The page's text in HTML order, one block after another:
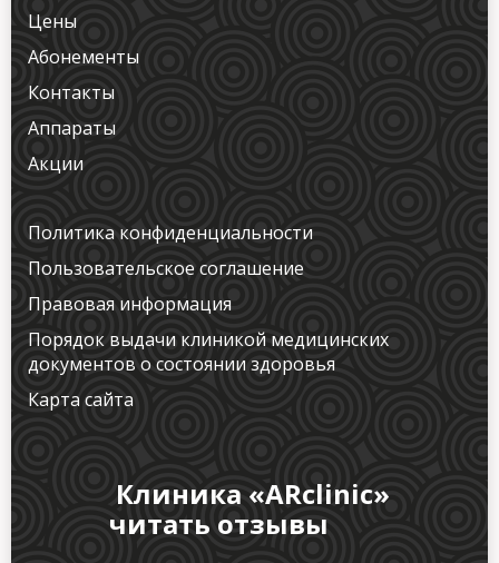
Цены
Абонементы
Контакты
Аппараты
Акции
Политика конфиденциальности
Пользовательское соглашение
Правовая информация
Порядок выдачи клиникой медицинских
документов о состоянии здоровья
Карта сайта
Клиника «ARclinic»
читать отзывы